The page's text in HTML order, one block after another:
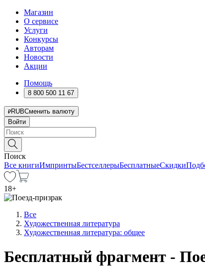
Магазин
О сервисе
Услуги
Конкурсы
Авторам
Новости
Акции
Помощь
8 800 500 11 67
RUBСменить валюту
Войти
Поиск
Все книгиИмпринтыБестселлерыБесплатныеСкидки
18+
Все
Художественная литература
Художественная литература: общее
Бесплатный фрагмент -